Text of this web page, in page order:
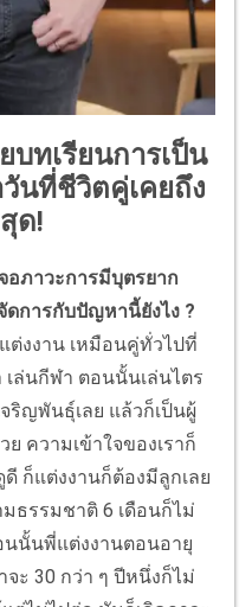
บทเรียนการเป็น
นที่ชีวิตคู่เคยถึง
ด!
อภาวะการมีบุตรยาก
การกับปัญหานี้ยังไง ?
ต่งงาน เหมือนคู่ทั่วไปที่
ล่นกีฬา ตอนนั้นเล่นไตร
ริญพันธุ์เลย แล้วก็เป็นผู้
ความเข้าใจของเราก็
ก็แต่งงานก็ต้องมีลูกเลย
ธรรมชาติ 6 เดือนก็ไม่
นนั้นพี่แต่งงานตอนอายุ
ะ 30 กว่า ๆ ปีหนึ่งก็ไม่